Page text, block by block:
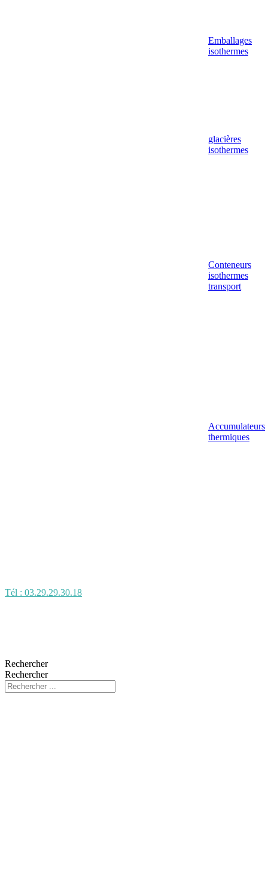
Emballages
isothermes
glacières
isothermes
Conteneurs
isothermes
transport
Accumulateurs
thermiques
Tél : 03.29.29.30.18
Rechercher
Rechercher